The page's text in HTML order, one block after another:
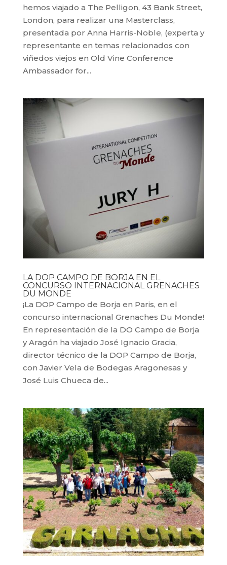
hemos viajado a The Pelligon, 43 Bank Street,
London, para realizar una Masterclass,
presentada por Anna Harris-Noble, (experta y
representante en temas relacionados con
viñedos viejos en Old Vine Conference
Ambassador for...
LA DOP CAMPO DE BORJA EN EL
CONCURSO INTERNACIONAL GRENACHES
DU MONDE
¡La DOP Campo de Borja en Paris, en el
concurso internacional Grenaches Du Monde!
En representación de la DO Campo de Borja
y Aragón ha viajado José Ignacio Gracia,
director técnico de la DOP Campo de Borja,
con Javier Vela de Bodegas Aragonesas y
José Luis Chueca de...